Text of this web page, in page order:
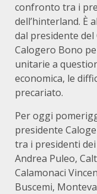
confronto tra i
dell’hinterland. È
dal presidente del
Calogero Bono
unitarie a
economica, le
precariato.
Per oggi
presidente
tra i presidenti
Andrea Puleo,
Calamonaci
Buscemi,